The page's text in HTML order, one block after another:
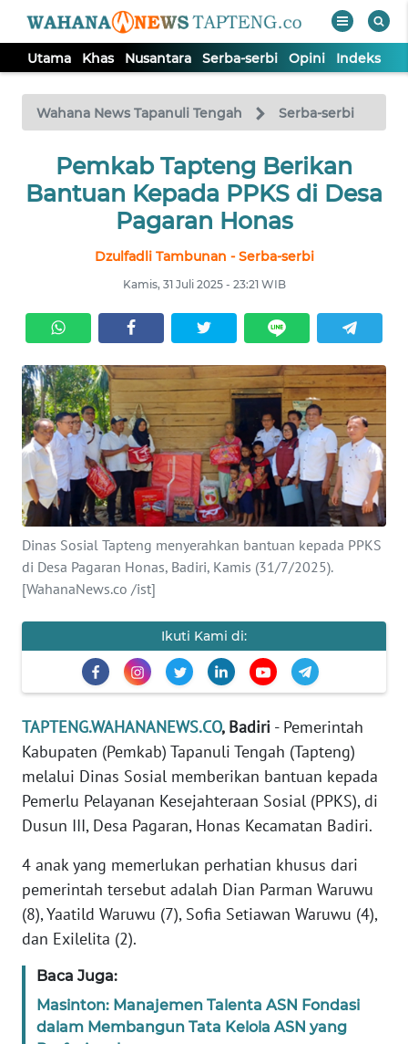
Utama Khas Nusantara Serba-serbi Opini Indeks
Wahana News Tapanuli Tengah Serba-serbi
Pemkab Tapteng Berikan
Bantuan Kepada PPKS di Desa
Pagaran Honas
Dzulfadli Tambunan - Serba-serbi
Kamis, 31 Juli 2025 - 23:21 WIB
Dinas Sosial Tapteng menyerahkan bantuan kepada PPKS
di Desa Pagaran Honas, Badiri, Kamis (31/7/2025).
[WahanaNews.co /ist]
Ikuti Kami di:
TAPTENG.WAHANANEWS.CO, Badiri - Pemerintah
Kabupaten (Pemkab) Tapanuli Tengah (Tapteng)
melalui Dinas Sosial memberikan bantuan kepada
Pemerlu Pelayanan Kesejahteraan Sosial (PPKS), di
Dusun III, Desa Pagaran, Honas Kecamatan Badiri.
4 anak yang memerlukan perhatian khusus dari
pemerintah tersebut adalah Dian Parman Waruwu
(8), Yaatild Waruwu (7), Sofia Setiawan Waruwu (4),
dan Exilelita (2).
Baca Juga:
Masinton: Manajemen Talenta ASN Fondasi
dalam Membangun Tata Kelola ASN yang
TV
Tutup
UTAMA
NUSANTARA
SERBA-
SERBI
OPINI
Informasi
INDEKS
BERITA
KONTAK
KAMI
KAMI
PEDOMAN
MEDIA
SIBER
REDAKSI
DISCLAIMER
Wahana
Regional